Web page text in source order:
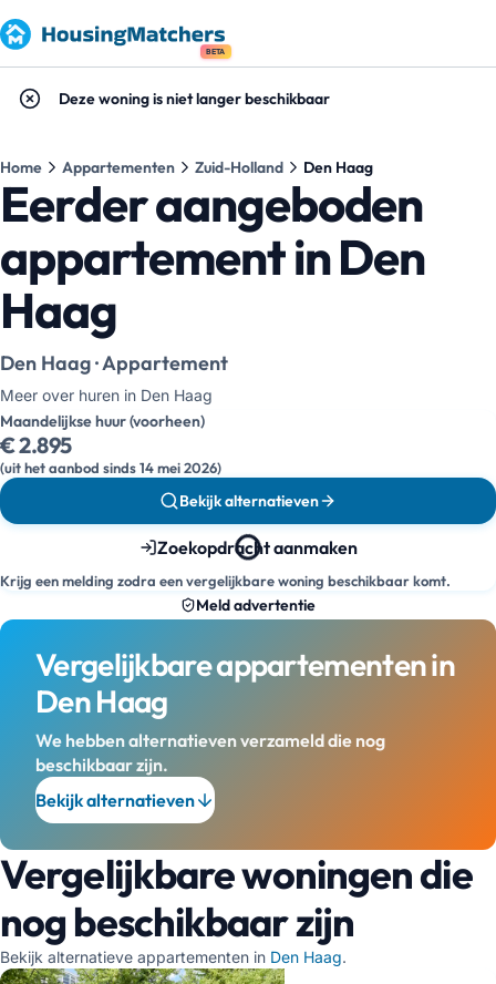
BETA
Deze woning is niet langer beschikbaar
Home Appartementen Zuid-Holland Den Haag
Eerder aangeboden
appartement in Den
Haag
Den Haag · Appartement
Meer over huren in Den Haag
Maandelijkse huur (voorheen)
€ 2.895
(uit het aanbod sinds 14 mei 2026)
Bekijk alternatieven
Zoekopdracht aanmaken
Krijg een melding zodra een vergelijkbare woning beschikbaar komt.
Meld advertentie
Vergelijkbare appartementen in
Den Haag
We hebben alternatieven verzameld die nog
beschikbaar zijn.
Bekijk alternatieven
Vergelijkbare woningen die
nog beschikbaar zijn
Bekijk alternatieve appartementen in Den Haag.